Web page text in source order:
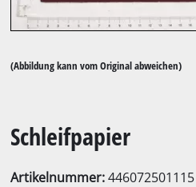
(Abbildung kann vom Original abweichen)
Schleifpapier
Artikelnummer:446072501115